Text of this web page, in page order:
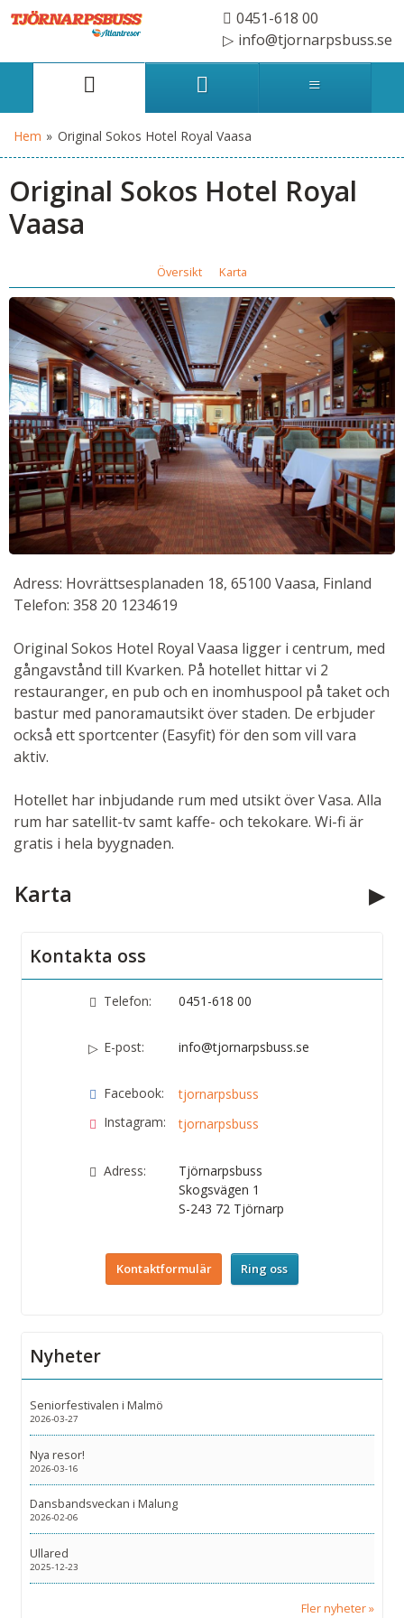
0451-618 00
info@tjornarpsbuss.se
Hem » Original Sokos Hotel Royal Vaasa
Original Sokos Hotel Royal
Vaasa
Översikt Karta
Adress: Hovrättsesplanaden 18, 65100 Vaasa, Finland
Telefon: 358 20 1234619
Original Sokos Hotel Royal Vaasa ligger i centrum, med
gångavstånd till Kvarken. På hotellet hittar vi 2
restauranger, en pub och en inomhuspool på taket och
bastur med panoramautsikt över staden. De erbjuder
också ett sportcenter (Easyfit) för den som vill vara
aktiv.
Hotellet har inbjudande rum med utsikt över Vasa. Alla
rum har satellit-tv samt kaffe- och tekokare. Wi-fi är
gratis i hela byygnaden.
Karta
Kontakta oss
Telefon: 0451-618 00
E-post: info@tjornarpsbuss.se
Facebook:
tjornarpsbuss
Instagram:
tjornarpsbuss
Adress:
Tjörnarpsbuss
Skogsvägen 1
S-243 72 Tjörnarp
Kontaktformulär Ring oss
Nyheter
Seniorfestivalen i Malmö
2026-03-27
Nya resor!
2026-03-16
Dansbandsveckan i Malung
2026-02-06
Ullared
2025-12-23
Fler nyheter